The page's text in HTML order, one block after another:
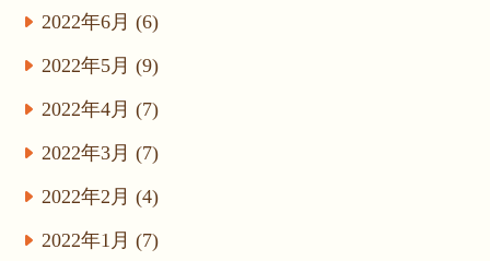
2022年6月 (6)
2022年5月 (9)
2022年4月 (7)
2022年3月 (7)
2022年2月 (4)
2022年1月 (7)